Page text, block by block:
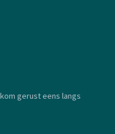
gerust eens langs